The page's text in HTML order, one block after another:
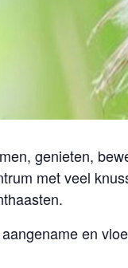
genieten,
met veel
en